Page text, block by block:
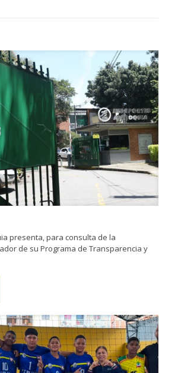
presenta, para consulta de la
de su Programa de Transparencia y